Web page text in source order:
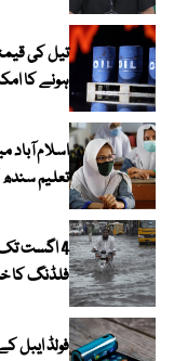
تیل کی
ہونے کا
اسلام
تعلیم سندھ
4 اگست
فلڈنگ کا
فولڈ ایبل